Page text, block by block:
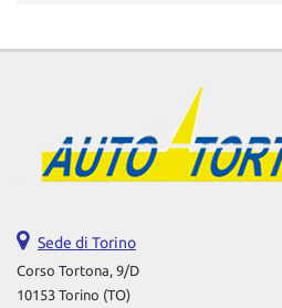
Sede di Torino
Corso Tortona, 9/D
10153 Torino (TO)